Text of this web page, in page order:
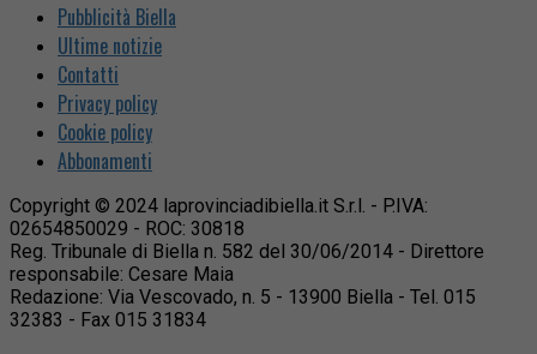
Pubblicità Biella
Ultime notizie
Contatti
Privacy policy
Cookie policy
Abbonamenti
Copyright © 2024 laprovinciadibiella.it S.r.l. - P.IVA:
02654850029 - ROC: 30818
Reg. Tribunale di Biella n. 582 del 30/06/2014 - Direttore
responsabile: Cesare Maia
Redazione: Via Vescovado, n. 5 - 13900 Biella - Tel. 015
32383 - Fax 015 31834